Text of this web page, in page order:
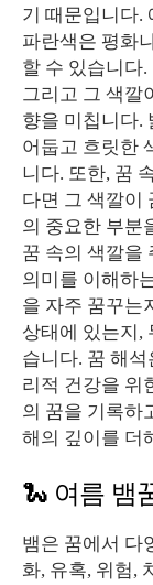
기 때문입니다.
파란색은 평화
할 수 있습니다
그리고 그 색깔
향을 미칩니다.
어둡고 흐릿한
니다. 또한, 꿈
다면 그 색깔이
의 중요한 부분
꿈 속의 색깔을
의미를 이해하
을 자주 꿈꾸는
상태에 있는지,
습니다. 꿈 해
리적 건강을 위
의 꿈을 기록하
해의 깊이를 더
🐍 여름 뱀
뱀은 꿈에서 다
화, 유혹, 위험,